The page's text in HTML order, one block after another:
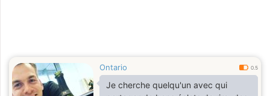
Ontario 0.5
Je cherche quelqu'un avec qui